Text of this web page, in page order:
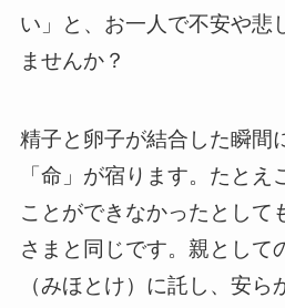
い」と、お一人で不安や悲
ませんか？
精子と卵子が結合した瞬間
「命」が宿ります。たとえ
ことができなかったとして
さまと同じです。親として
（みほとけ）に託し、安ら